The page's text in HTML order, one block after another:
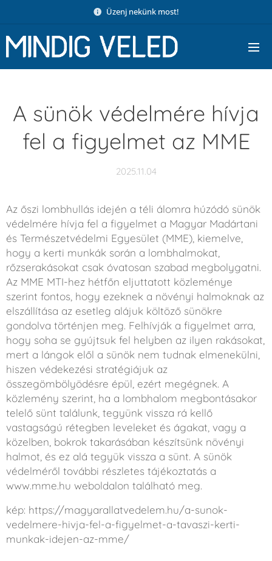
Üzenj nekünk most!
A sünök védelmére hívja
fel a figyelmet az MME
2025.11.04
Az őszi lombhullás idején a téli álomra húzódó sünök
védelmére hívja fel a figyelmet a Magyar Madártani
és Természetvédelmi Egyesület (MME), kiemelve,
hogy a kerti munkák során a lombhalmokat,
rőzserakásokat csak óvatosan szabad megbolygatni.
Az MME MTI-hez hétfőn eljuttatott közleménye
szerint fontos, hogy ezeknek a növényi halmoknak az
elszállítása az esetleg alájuk költöző sünökre
gondolva történjen meg. Felhívják a figyelmet arra,
hogy soha se gyújtsuk fel helyben az ilyen rakásokat,
mert a lángok elől a sünök nem tudnak elmenekülni,
hiszen védekezési stratégiájuk az
összegömbölyödésre épül, ezért megégnek. A
közlemény szerint, ha a lombhalom megbontásakor
telelő sünt találunk, tegyünk vissza rá kellő
vastagságú rétegben leveleket és ágakat, vagy a
közelben, bokrok takarásában készítsünk növényi
halmot, és ez alá tegyük vissza a sünt. A sünök
védelméről további részletes tájékoztatás a
www.mme.hu weboldalon található meg.
kép: https://magyarallatvedelem.hu/a-sunok-
vedelmere-hivja-fel-a-figyelmet-a-tavaszi-kerti-
munkak-idejen-az-mme/